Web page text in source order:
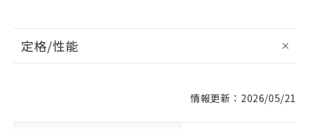
定格/性能
情報更新：2026/05/21